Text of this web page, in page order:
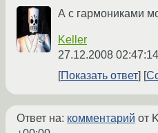
А с гармониками
Keller
27.12.2008
Показать ответ
Ответ на: комментарий от